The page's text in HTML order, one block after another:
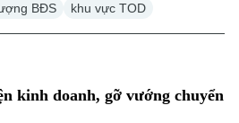
BĐS khu vực TOD
kinh doanh, gỡ vướng chuyển